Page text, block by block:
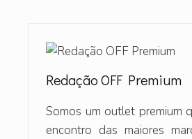
Redação OFF Premium
Somos um outlet premium
encontro das maiores